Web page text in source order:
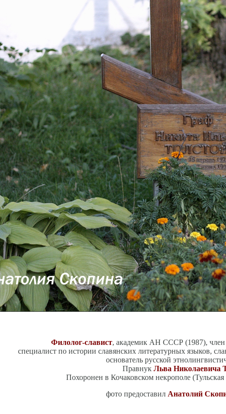
Филолог-славист, академик АН СССР (1987),
специалист по истории славянских литературных языков,
основатель русской
Правнук Льва Николаевича
Похоронен в Кочаковском некрополе
фото предоставил Анатолий